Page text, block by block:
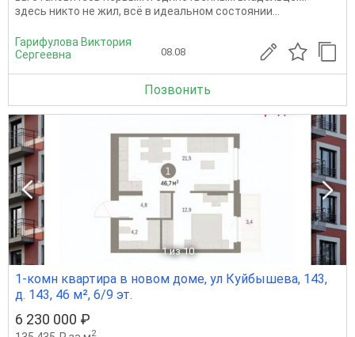
здесь никто не жил, всё в идеальном состоянии...
Гарифулова Виктория
Сергеевна
08.08
Позвонить
1 из 10
1-комн квартира в новом доме, ул Куйбышева, 143,
д. 143, 46 м², 6/9 эт.
6 230 000 ₽
2